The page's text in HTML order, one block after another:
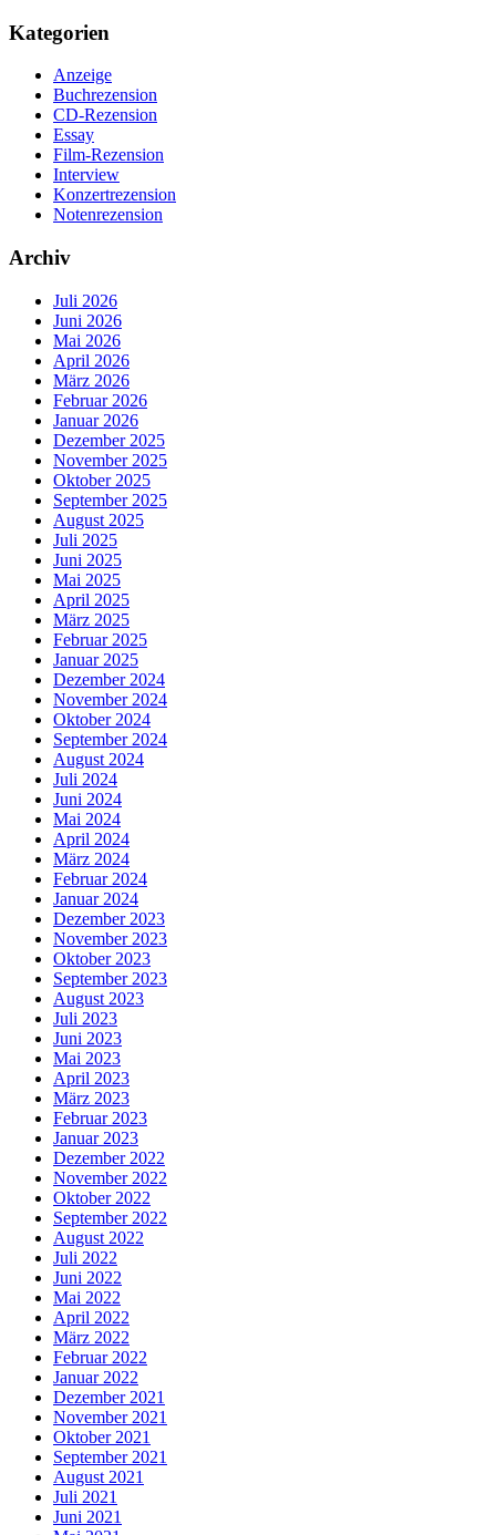
Kategorien
Anzeige
Buchrezension
CD-Rezension
Essay
Film-Rezension
Interview
Konzertrezension
Notenrezension
Archiv
Juli 2026
Juni 2026
Mai 2026
April 2026
März 2026
Februar 2026
Januar 2026
Dezember 2025
November 2025
Oktober 2025
September 2025
August 2025
Juli 2025
Juni 2025
Mai 2025
April 2025
März 2025
Februar 2025
Januar 2025
Dezember 2024
November 2024
Oktober 2024
September 2024
August 2024
Juli 2024
Juni 2024
Mai 2024
April 2024
März 2024
Februar 2024
Januar 2024
Dezember 2023
November 2023
Oktober 2023
September 2023
August 2023
Juli 2023
Juni 2023
Mai 2023
April 2023
März 2023
Februar 2023
Januar 2023
Dezember 2022
November 2022
Oktober 2022
September 2022
August 2022
Juli 2022
Juni 2022
Mai 2022
April 2022
März 2022
Februar 2022
Januar 2022
Dezember 2021
November 2021
Oktober 2021
September 2021
August 2021
Juli 2021
Juni 2021